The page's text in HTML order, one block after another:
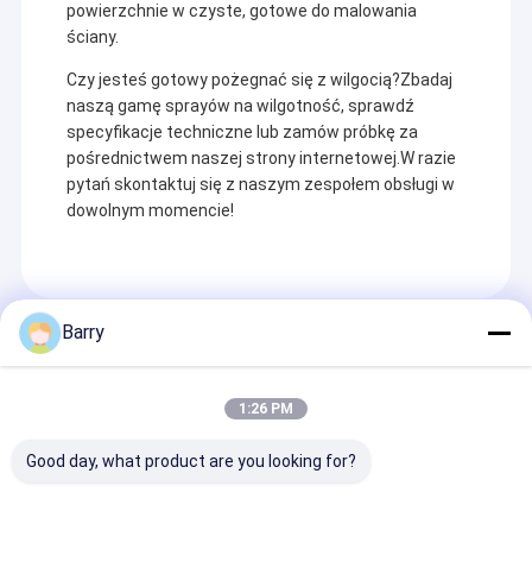
powierzchnie w czyste, gotowe do malowania
ściany.
Czy jesteś gotowy pożegnać się z wilgocią?Zbadaj
naszą gamę sprayów na wilgotność, sprawdź
specyfikacje techniczne lub zamów próbkę za
pośrednictwem naszej strony internetowej.W razie
pytań skontaktuj się z naszym zespołem obsługi w
dowolnym momencie!
Recommended Products
Barry
1:26 PM
Good day, what product are you looking for?